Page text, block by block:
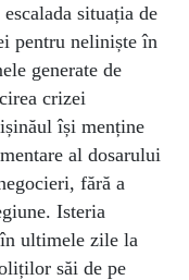
situația de
pentru neliniște în
generate de
crizei
își menține
al dosarului
fără a
Isteria
în ultimele zile la
săi de pe